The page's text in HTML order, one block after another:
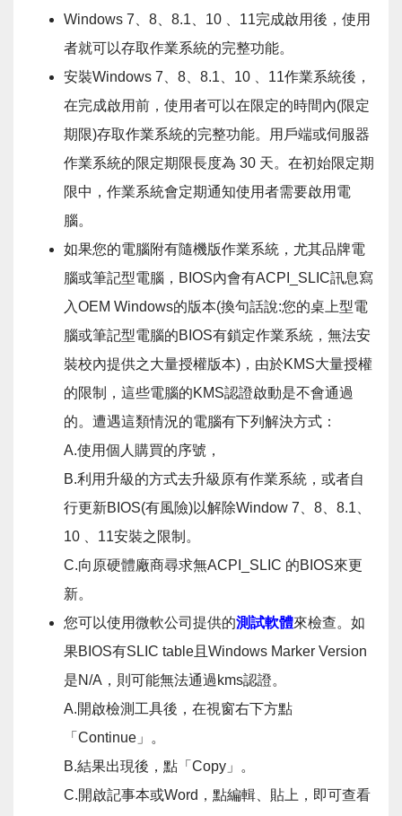
Windows 7、8、8.1、10 、11完成啟用後，使用
者就可以存取作業系統的完整功能。
安裝Windows 7、8、8.1、10 、11作業系統後，
在完成啟用前，使用者可以在限定的時間內(限定
期限)存取作業系統的完整功能。用戶端或伺服器
作業系統的限定期限長度為 30 天。在初始限定期
限中，作業系統會定期通知使用者需要啟用電
腦。
如果您的電腦附有隨機版作業系統，尤其品牌電
腦或筆記型電腦，BIOS內會有ACPI_SLIC訊息寫
入OEM Windows的版本(換句話說:您的桌上型電
腦或筆記型電腦的BIOS有鎖定作業系統，無法安
裝校內提供之大量授權版本)，由於KMS大量授權
的限制，這些電腦的KMS認證啟動是不會通過
的。遭遇這類情況的電腦有下列解決方式：
A.使用個人購買的序號，
B.利用升級的方式去升級原有作業系統，或者自
行更新BIOS(有風險)以解除Window 7、8、8.1、
10 、11安裝之限制。
C.向原硬體廠商尋求無ACPI_SLIC 的BIOS來更
新。
您可以使用微軟公司提供的測試軟體來檢查。如
果BIOS有SLIC table且Windows Marker Version
是N/A，則可能無法通過kms認證。
A.開啟檢測工具後，在視窗右下方點
「Continue」。
B.結果出現後，點「Copy」。
C.開啟記事本或Word，點編輯、貼上，即可查看